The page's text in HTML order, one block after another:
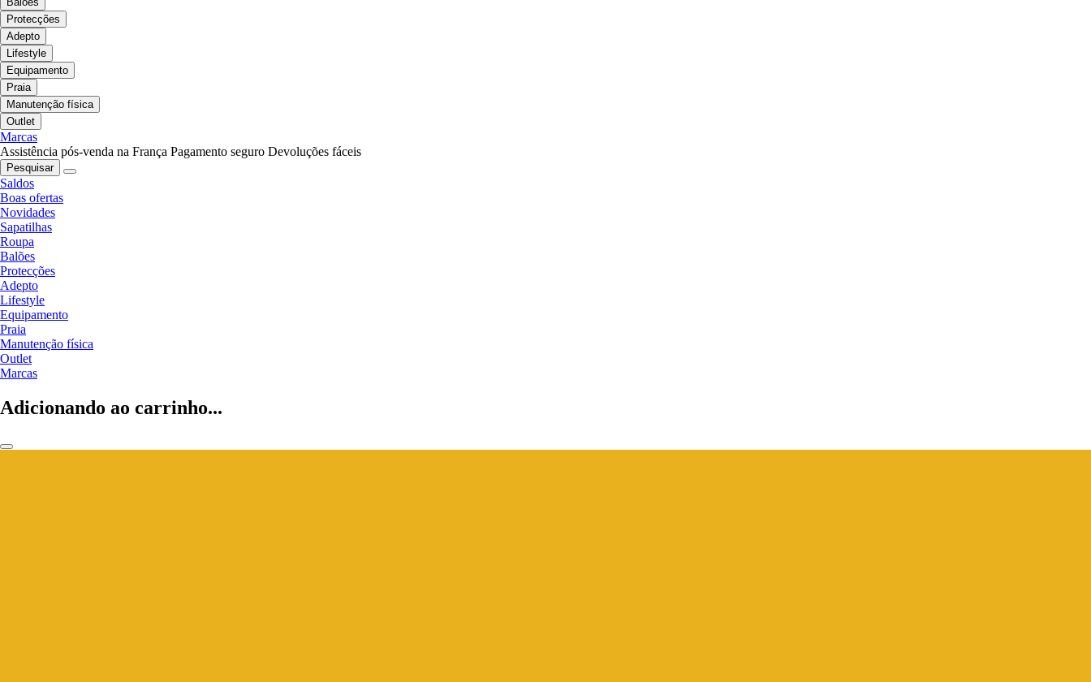
Protecções
Adepto
Lifestyle
Equipamento
Praia
Manutenção física
Outlet
Marcas
Assistência pós-venda na França Pagamento seguro Devoluções fáceis
Pesquisar
Saldos
Boas ofertas
Novidades
Sapatilhas
Roupa
Balões
Protecções
Adepto
Lifestyle
Equipamento
Praia
Manutenção física
Outlet
Marcas
Adicionando ao carrinho...